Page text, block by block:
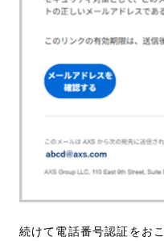
続けて電話番号認証をお